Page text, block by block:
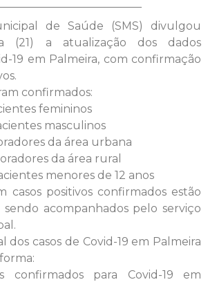
de Saúde (SMS) divulgou
(21) a atualização dos dados
19 em Palmeira, com confirmação
confirmados:
femininos
masculinos
da área urbana
da área rural
menores de 12 anos
casos positivos confirmados estão
acompanhados pelo serviço
dos casos de Covid-19 em Palmeira
confirmados para Covid-19 em